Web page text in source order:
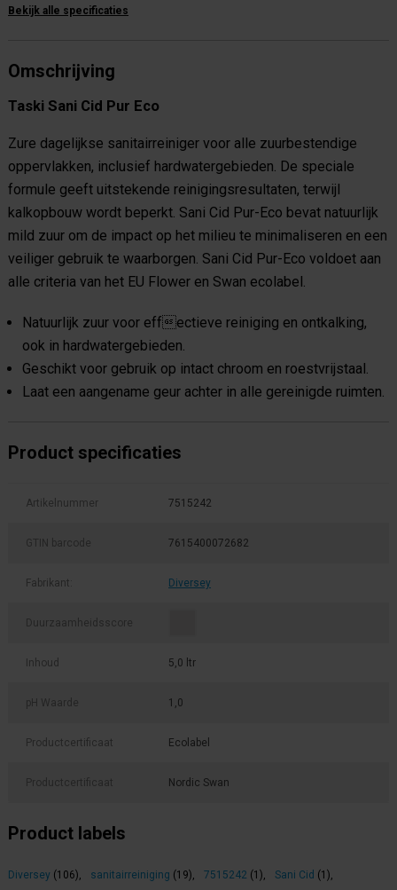
Bekijk alle specificaties
Omschrijving
Taski Sani Cid Pur Eco
Zure dagelijkse sanitairreiniger voor alle zuurbestendige
oppervlakken, inclusief hardwatergebieden. De speciale
formule geeft uitstekende reinigingsresultaten, terwijl
kalkopbouw wordt beperkt. Sani Cid Pur-Eco bevat natuurlijk
mild zuur om de impact op het milieu te minimaliseren en een
veiliger gebruik te waarborgen. Sani Cid Pur-Eco voldoet aan
alle criteria van het EU Flower en Swan ecolabel.
Natuurlijk zuur voor effectieve reiniging en ontkalking,
ook in hardwatergebieden.
Geschikt voor gebruik op intact chroom en roestvrijstaal.
Laat een aangename geur achter in alle gereinigde ruimten.
Product specificaties
Artikelnummer 7515242
GTIN barcode 7615400072682
Fabrikant: Diversey
Duurzaamheidsscore
Inhoud 5,0 ltr
pH Waarde 1,0
Productcertificaat Ecolabel
Productcertificaat Nordic Swan
Product labels
Diversey (106), sanitairreiniging (19), 7515242 (1), Sani Cid (1),